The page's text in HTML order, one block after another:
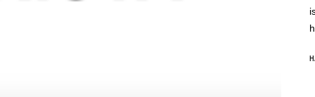
A
A
G